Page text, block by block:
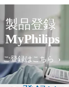
製品登録
MyPhilips
ご登録はこちら